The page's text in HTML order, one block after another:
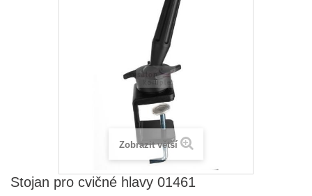
Zobrazit větší
Stojan pro cvičné hlavy 01461